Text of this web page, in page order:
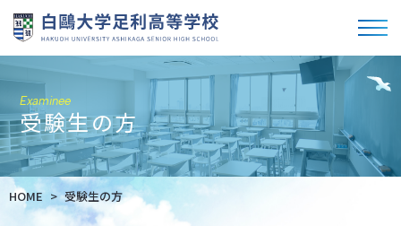
Examinee
受験生の方
HOME 受験生の方